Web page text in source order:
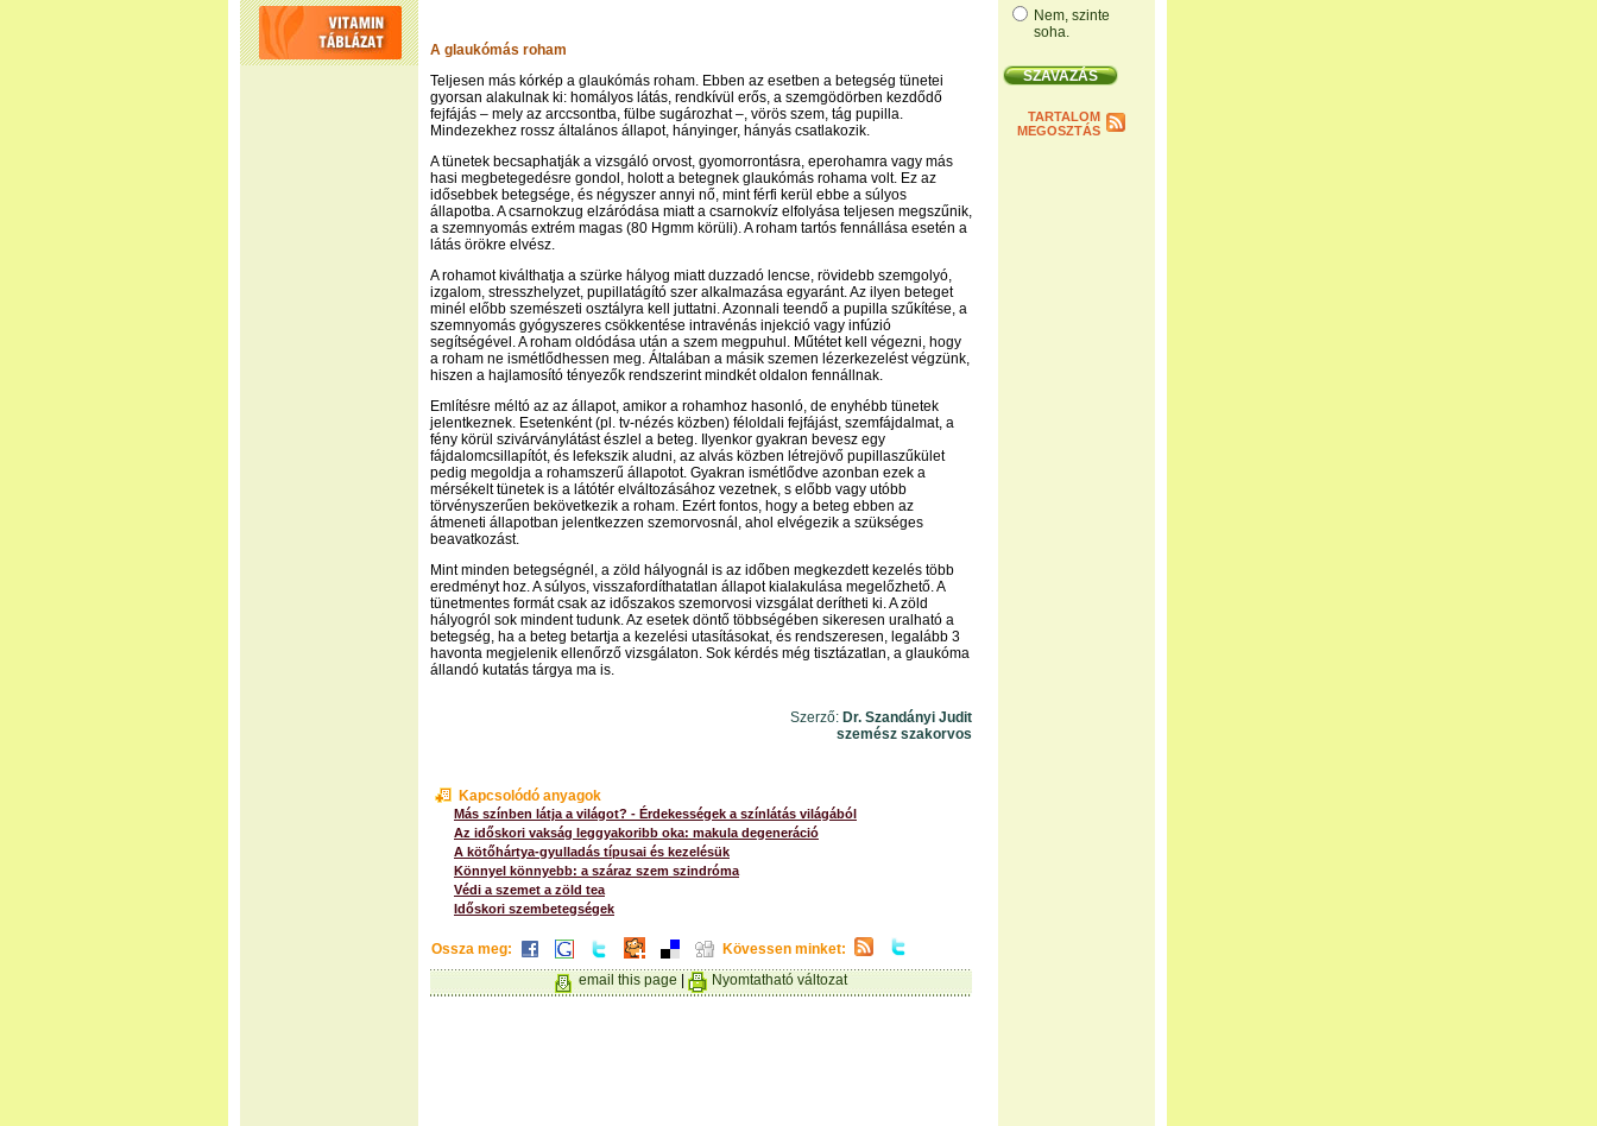
Nem, szinte
soha.
TARTALOM
MEGOSZTÁS
A glaukómás roham
Teljesen más kórkép a glaukómás roham. Ebben az esetben a betegség tünetei
gyorsan alakulnak ki: homályos látás, rendkívül erős, a szemgödörben kezdődő
fejfájás – mely az arccsontba, fülbe sugározhat –, vörös szem, tág pupilla.
Mindezekhez rossz általános állapot, hányinger, hányás csatlakozik.
A tünetek becsaphatják a vizsgáló orvost, gyomorrontásra, eperohamra vagy más
hasi megbetegedésre gondol, holott a betegnek glaukómás rohama volt. Ez az
idősebbek betegsége, és négyszer annyi nő, mint férfi kerül ebbe a súlyos
állapotba. A csarnokzug elzáródása miatt a csarnokvíz elfolyása teljesen megszűnik,
a szemnyomás extrém magas (80 Hgmm körüli). A roham tartós fennállása esetén a
látás örökre elvész.
A rohamot kiválthatja a szürke hályog miatt duzzadó lencse, rövidebb szemgolyó,
izgalom, stresszhelyzet, pupillatágító szer alkalmazása egyaránt. Az ilyen beteget
minél előbb szemészeti osztályra kell juttatni. Azonnali teendő a pupilla szűkítése, a
szemnyomás gyógyszeres csökkentése intravénás injekció vagy infúzió
segítségével. A roham oldódása után a szem megpuhul. Műtétet kell végezni, hogy
a roham ne ismétlődhessen meg. Általában a másik szemen lézerkezelést végzünk,
hiszen a hajlamosító tényezők rendszerint mindkét oldalon fennállnak.
Említésre méltó az az állapot, amikor a rohamhoz hasonló, de enyhébb tünetek
jelentkeznek. Esetenként (pl. tv-nézés közben) féloldali fejfájást, szemfájdalmat, a
fény körül szivárványlátást észlel a beteg. Ilyenkor gyakran bevesz egy
fájdalomcsillapítót, és lefekszik aludni, az alvás közben létrejövő pupillaszűkület
pedig megoldja a rohamszerű állapotot. Gyakran ismétlődve azonban ezek a
mérsékelt tünetek is a látótér elváltozásához vezetnek, s előbb vagy utóbb
törvényszerűen bekövetkezik a roham. Ezért fontos, hogy a beteg ebben az
átmeneti állapotban jelentkezzen szemorvosnál, ahol elvégezik a szükséges
beavatkozást.
Mint minden betegségnél, a zöld hályognál is az időben megkezdett kezelés több
eredményt hoz. A súlyos, visszafordíthatatlan állapot kialakulása megelőzhető. A
tünetmentes formát csak az időszakos szemorvosi vizsgálat derítheti ki. A zöld
hályogról sok mindent tudunk. Az esetek döntő többségében sikeresen uralható a
betegség, ha a beteg betartja a kezelési utasításokat, és rendszeresen, legalább 3
havonta megjelenik ellenőrző vizsgálaton. Sok kérdés még tisztázatlan, a glaukóma
állandó kutatás tárgya ma is.
Szerző: Dr. Szandányi Judit
szemész szakorvos
Kapcsolódó anyagok
Más színben látja a világot? - Érdekességek a színlátás világából
Az időskori vakság leggyakoribb oka: makula degeneráció
A kötőhártya-gyulladás típusai és kezelésük
Könnyel könnyebb: a száraz szem szindróma
Védi a szemet a zöld tea
Időskori szembetegségek
Ossza meg:
Kövessen minket:
email this page
Nyomtatható változat